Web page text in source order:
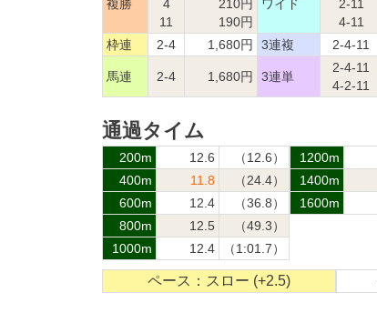
複勝
4
11
210円
190円
ワイド
2-11
4-11
枠連
2-4 1,680円 3連複 2-4-11
馬連 2-4 1,680円 3連単
2-4-11
4-2-11
通過タイム
200m 12.6
（12.6）
400m
11.8
（24.4）
600m
12.4
（36.8）
800m
12.5
（49.3）
1000m
12.4 （1:01.7）
1200m
1400m
1600m
ペース：スロー (+2.5)